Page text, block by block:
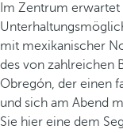
Im Zentrum
mit mexikanischer
des von zahlreichen
Obregón, der einen
und sich am Abend
Sie hier eine dem